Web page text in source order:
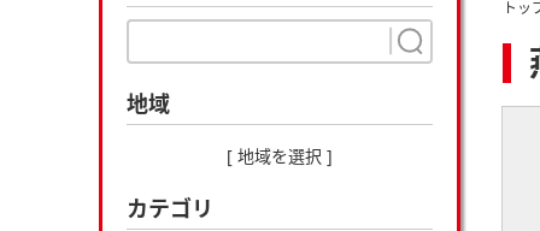
地域
[ 地域を選択 ]
カテゴリ
トッ